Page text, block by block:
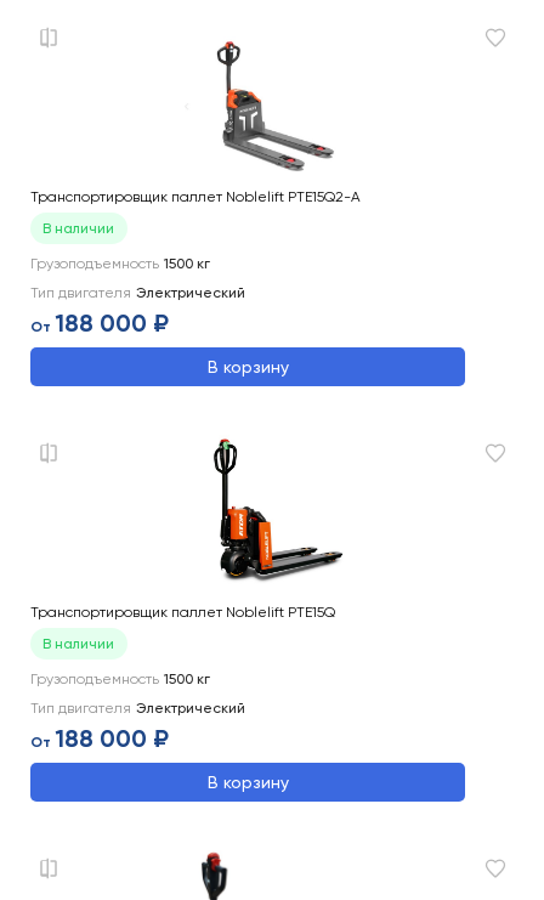
Транспортировщик паллет Noblelift PTE15Q2-A
В наличии
Грузоподъемность 1500 кг
Тип двигателя Электрический
От 188 000 ₽
В корзину
Транспортировщик паллет Noblelift PTE15Q
В наличии
Грузоподъемность 1500 кг
Тип двигателя Электрический
От 188 000 ₽
В корзину